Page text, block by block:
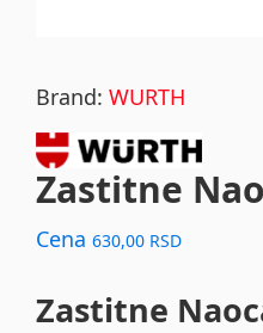
Brand: WURTH
Zastitne
Cena 630,00 RSD
Zastitne